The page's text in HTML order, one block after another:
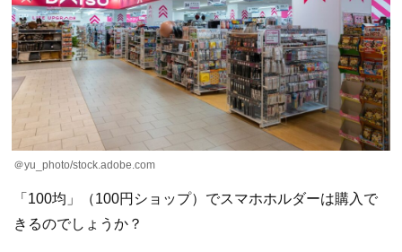
＠yu_photo/stock.adobe.com
「100均」（100円ショップ）でスマホホルダーは購入で
きるのでしょうか？